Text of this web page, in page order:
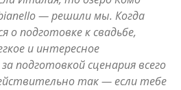
— решили мы. Когда
о подготовке к свадьбе,
и интересное
подготовкой сценария всего
так — если тебе